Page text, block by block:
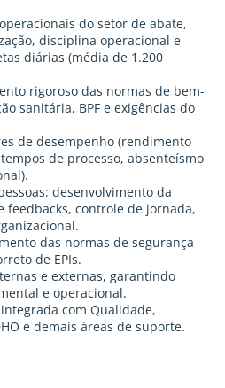
do setor de abate,
disciplina operacional e
diárias (média de 1.200
rigoroso das normas de bem-
sanitária, BPF e exigências do
de desempenho (rendimento
de processo, absenteísmo
desenvolvimento da
feedbacks, controle de jornada,
das normas de segurança
de EPIs.
e externas, garantindo
e operacional.
com Qualidade,
e demais áreas de suporte.